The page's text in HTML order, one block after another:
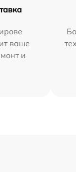
ваше
и